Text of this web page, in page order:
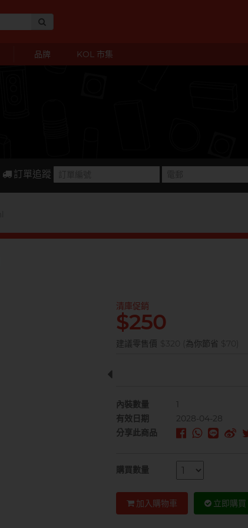
品牌 KOL 市集
訂單追蹤
清庫促銷
$250
建議零售價 $320 (為你節省 $70)
內裝數量
1
有效日期
2028-04-28
分享此商品
購買數量
加入購物車 立即購買